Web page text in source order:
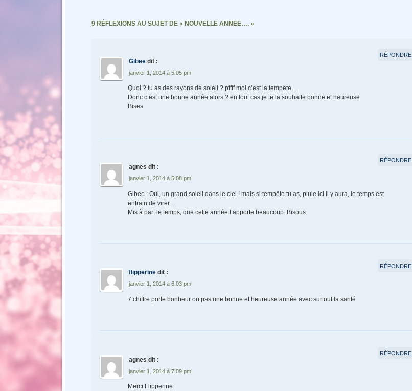
9 RÉFLEXIONS AU SUJET DE « NOUVELLE ANNEE…. »
Gibee dit :
janvier 1, 2014 à 5:05 pm
Quoi ? tu as des rayons de soleil ? pffff moi c’est la tempête…
Donc c’est une bonne année alors ? en tout cas je te la souhaite bonne et heureuse
Bises
RÉPONDRE
agnes dit :
janvier 1, 2014 à 5:08 pm
Gibee : Oui, un grand soleil dans le ciel ! mais si tempête tu as, pluie ici il y aura, le temps est
entrain de virer…
Mis à part le temps, que cette année t’apporte beaucoup. Bisous
RÉPONDRE
flipperine dit :
janvier 1, 2014 à 6:03 pm
7 chiffre porte bonheur ou pas une bonne et heureuse année avec surtout la santé
RÉPONDRE
agnes dit :
janvier 1, 2014 à 7:09 pm
Merci Flipperine
RÉPONDRE